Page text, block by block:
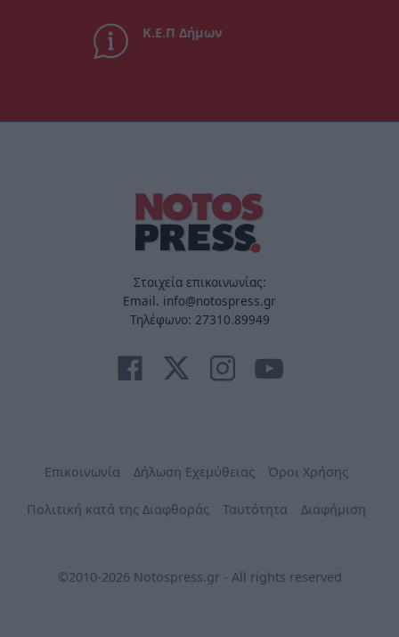
Κ.Ε.Π Δήμων
Στοιχεία επικοινωνίας:
Email. info@notospress.gr
Τηλέφωνο: 27310.89949
Επικοινωνία Δήλωση Εχεμύθειας Όροι Χρήσης
Πολιτική κατά της Διαφθοράς Ταυτότητα Διαφήμιση
©2010-2026 Notospress.gr - All rights reserved